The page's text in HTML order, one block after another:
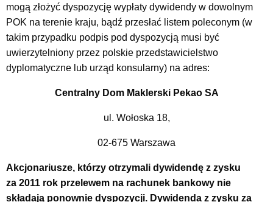
mogą złożyć dyspozycję wypłaty dywidendy w dowolnym
POK na terenie kraju, bądź przesłać listem poleconym (w
takim przypadku podpis pod dyspozycją musi być
uwierzytelniony przez polskie przedstawicielstwo
dyplomatyczne lub urząd konsularny) na adres:
Centralny Dom Maklerski Pekao SA
ul. Wołoska 18,
02-675 Warszawa
Akcjonariusze, którzy otrzymali dywidendę z zysku
za 2011 rok przelewem na rachunek bankowy nie
składają ponownie dyspozycji. Dywidenda z zysku za